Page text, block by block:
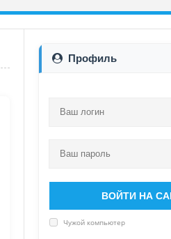
Профиль
ВОЙТИ НА
Чужой компьютер